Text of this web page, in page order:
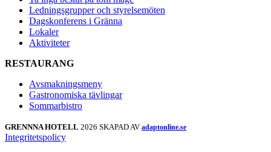
Ledningsgrupper och styrelsemöten
Dagskonferens i Gränna
Lokaler
Aktiviteter
RESTAURANG
Avsmakningsmeny
Gastronomiska tävlingar
Sommarbistro
GRENNNA HOTELL 2026 SKAPAD AV adaptonline.se
Integritetspolicy